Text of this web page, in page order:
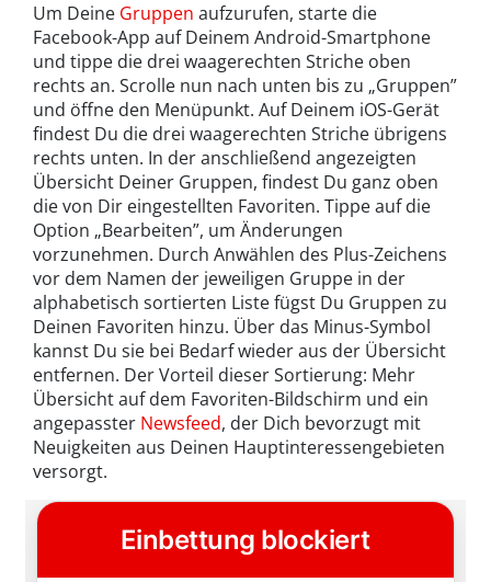
Um Deine Gruppen aufzurufen, starte die
Facebook-App auf Deinem Android-Smartphone
und tippe die drei waagerechten Striche oben
rechts an. Scrolle nun nach unten bis zu „Gruppen”
und öffne den Menüpunkt. Auf Deinem iOS-Gerät
findest Du die drei waagerechten Striche übrigens
rechts unten. In der anschließend angezeigten
Übersicht Deiner Gruppen, findest Du ganz oben
die von Dir eingestellten Favoriten. Tippe auf die
Option „Bearbeiten”, um Änderungen
vorzunehmen. Durch Anwählen des Plus-Zeichens
vor dem Namen der jeweiligen Gruppe in der
alphabetisch sortierten Liste fügst Du Gruppen zu
Deinen Favoriten hinzu. Über das Minus-Symbol
kannst Du sie bei Bedarf wieder aus der Übersicht
entfernen. Der Vorteil dieser Sortierung: Mehr
Übersicht auf dem Favoriten-Bildschirm und ein
angepasster Newsfeed, der Dich bevorzugt mit
Neuigkeiten aus Deinen Hauptinteressengebieten
versorgt.